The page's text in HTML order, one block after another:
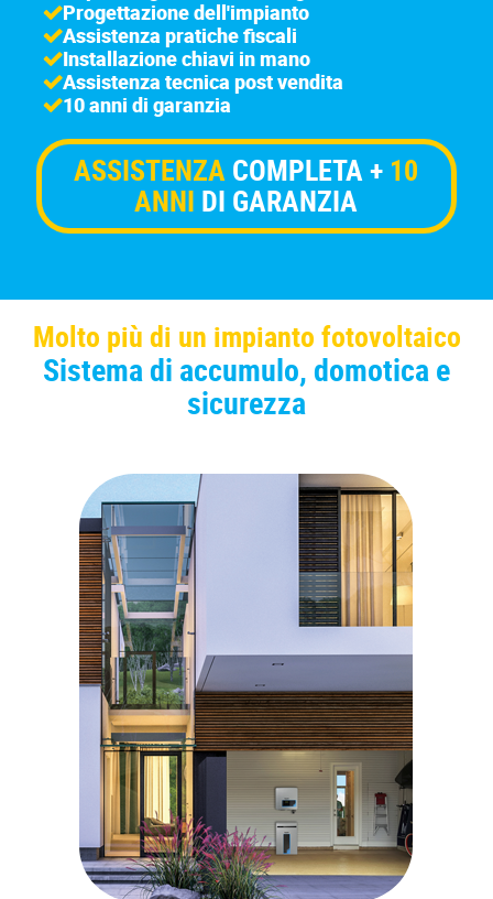
Progettazione dell'impianto
Assistenza pratiche fiscali
Installazione chiavi in mano
Assistenza tecnica post vendita
10 anni di garanzia
ASSISTENZA COMPLETA + 10
ANNI DI GARANZIA
Molto più di un impianto fotovoltaico
Sistema di accumulo, domotica e
sicurezza